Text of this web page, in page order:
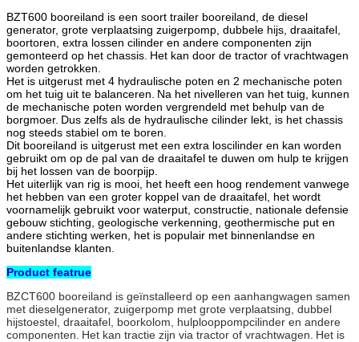
BZT600 booreiland is een soort trailer booreiland, de diesel
generator, grote verplaatsing zuigerpomp, dubbele hijs, draaitafel,
boortoren, extra lossen cilinder en andere componenten zijn
gemonteerd op het chassis. Het kan door de tractor of vrachtwagen
worden getrokken.
Het is uitgerust met 4 hydraulische poten en 2 mechanische poten
om het tuig uit te balanceren. Na het nivelleren van het tuig, kunnen
de mechanische poten worden vergrendeld met behulp van de
borgmoer. Dus zelfs als de hydraulische cilinder lekt, is het chassis
nog steeds stabiel om te boren.
Dit booreiland is uitgerust met een extra loscilinder en kan worden
gebruikt om op de pal van de draaitafel te duwen om hulp te krijgen
bij het lossen van de boorpijp.
Het uiterlijk van rig is mooi, het heeft een hoog rendement vanwege
het hebben van een groter koppel van de draaitafel, het wordt
voornamelijk gebruikt voor waterput, constructie, nationale defensie
gebouw stichting, geologische verkenning, geothermische put en
andere stichting werken, het is populair met binnenlandse en
buitenlandse klanten.
Product featrue
BZCT600 booreiland is geïnstalleerd op een aanhangwagen samen
met dieselgenerator, zuigerpomp met grote verplaatsing, dubbel
hijstoestel, draaitafel, boorkolom, hulplooppompcilinder en andere
componenten. Het kan tractie zijn via tractor of vrachtwagen. Het is